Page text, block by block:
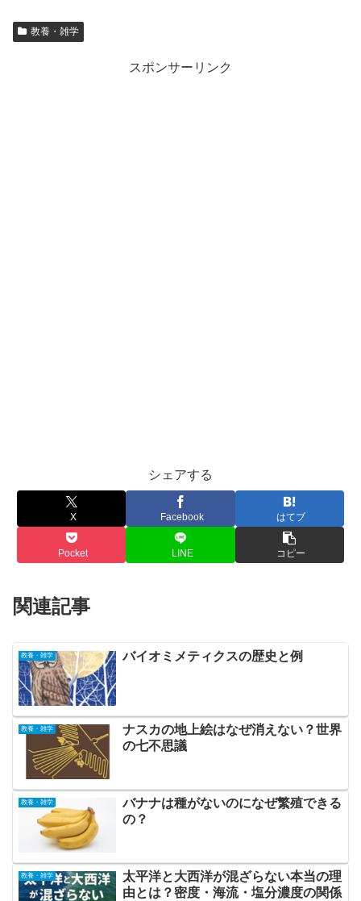
教養・雑学
スポンサーリンク
シェアする
X Facebook はてブ
Pocket LINE コピー
関連記事
教養・雑学 バイオミメティクスの歴史と例
教養・雑学
ナスカの地上絵はなぜ消えない？世界
の七不思議
教養・雑学
バナナは種がないのになぜ繁殖できる
の？
教養・雑学
太平洋と大西洋が混ざらない本当の理
由とは？密度・海流・塩分濃度の関係